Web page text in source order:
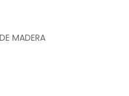
MADERA